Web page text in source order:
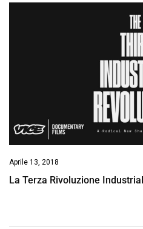
Aprile 13, 2018
La Terza Rivoluzione